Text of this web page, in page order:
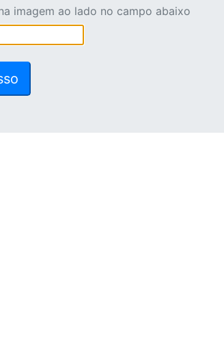
imagem ao lado no campo abaixo